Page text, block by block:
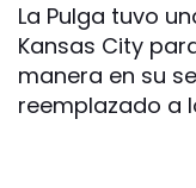
La Pulga tuvo
Kansas City
manera en su
reemplazado a